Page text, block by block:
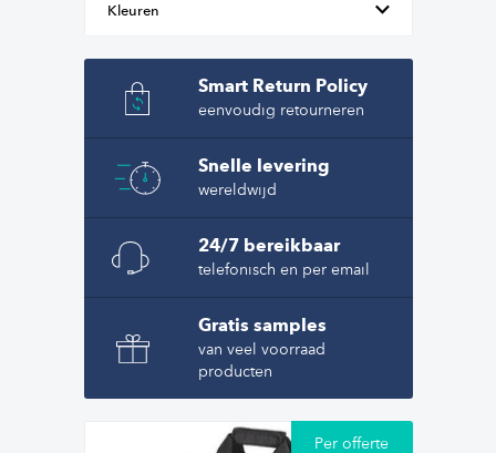
Kleuren
Smart Return Policy
eenvoudig retourneren
Snelle levering
wereldwijd
24/7 bereikbaar
telefonisch en per email
Gratis samples
van veel voorraad
producten
Per offerte